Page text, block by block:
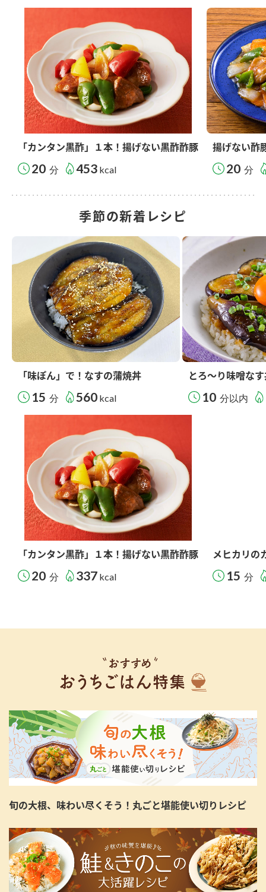
「カンタン黒酢」１本！揚げない黒酢酢豚
20 分 453 kcal
揚げない酢
20 分
季節の新着レシピ
「味ぽん」で！なすの蒲焼丼
15 分 560 kcal
とろ～り味噌な
10 分以内
「カンタン黒酢」１本！揚げない黒酢酢豚
20 分 337 kcal
メヒカリの
15 分
旬の大根、味わい尽くそう！丸ごと堪能使い切りレシピ